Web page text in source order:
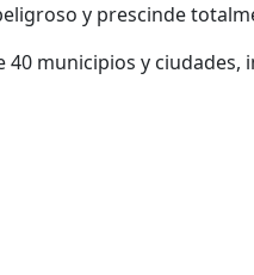
y prescinde
40 municipios y
se la llevará. Ya salimos
NO AL 5G! Muchas